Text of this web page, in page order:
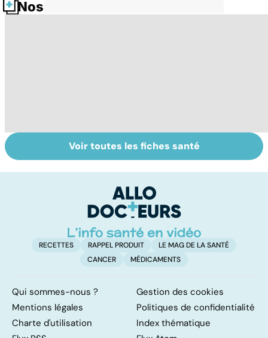
Nos fiches santé
Le TDAH, un
trouble de
hyperactivité
Violences
sexuelles :
remettre ?
Voir toutes les fiches santé
RECETTES RAPPEL PRODUIT
LE MAG DE LA SANTÉ
CANCER
MÉDICAMENTS
Qui sommes-nous ?
Gestion des cookies
Mentions légales
Politiques de confidentialité
Charte d'utilisation
Index thématique